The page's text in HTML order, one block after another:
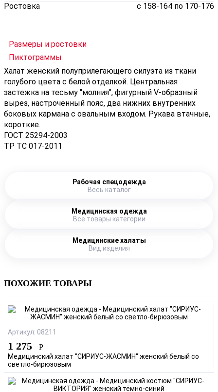
Ростовка
с 158-164 по 170-176
Размеры и ростовки
Пиктограммы
Халат женский полуприлегающего силуэта из ткани
голубого цвета с белой отделкой. Центральная
застежка на тесьму "молния", фигурный V-образный
вырез, настроченный пояс, два нижних внутренних
боковых кармана с овальным входом. Рукава втачные,
короткие.
ГОСТ 25294-2003
ТР ТС 017-2011
Рабочая спецодежда
Весь каталог
Медицинская одежда
Все товары категории
Медицинские халаты
Вид изделия
ПОХОЖИЕ ТОВАРЫ
Артикул: 08211
1 275 Р
Медицинский халат "СИРИУС-ЖАСМИН" женский белый со
светло-бирюзовым